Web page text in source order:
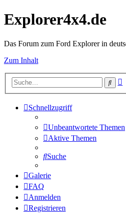
Explorer4x4.de
Das Forum zum Ford Explorer in
Zum Inhalt
Suche
Schnellzugriff
Unbeantwortete Themen
Aktive Themen
Suche
Galerie
FAQ
Anmelden
Registrieren